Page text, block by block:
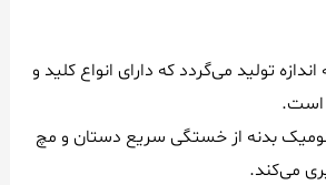
تولید می‌گردد که دارای انواع کلید و
است.
بدنه از خستگی سریع دستان و مچ
می‌کند.